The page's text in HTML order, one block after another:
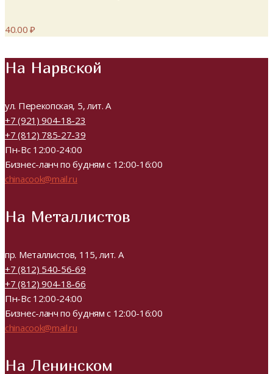
40.00 ₽
На Нарвской
ул. Перекопская, 5, лит. А
+7 (921) 904-18-23
+7 (812) 785-27-39
Пн-Вс 12:00-24:00
Бизнес-ланч по будням с 12:00-16:00
chinacook@mail.ru
На Металлистов
пр. Металлистов, 115, лит. А
+7 (812) 540-56-69
+7 (812) 904-18-66
Пн-Вс 12:00-24:00
Бизнес-ланч по будням с 12:00-16:00
chinacook@mail.ru
На Ленинском